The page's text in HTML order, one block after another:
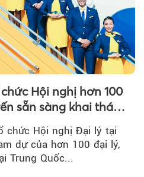
Hội nghị hơn 100
sẵn sàng khai thác
- Thâm Quyến
chức Hội nghị Đại lý tại
dự của hơn 100 đại lý,
Trung Quốc...